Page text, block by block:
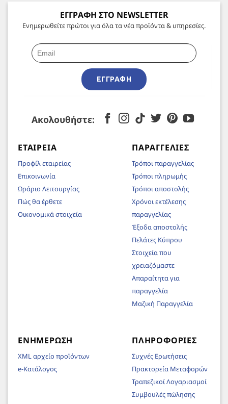
ΕΓΓΡΑΦΗ ΣΤΟ NEWSLETTER
Ενημερωθείτε πρώτοι για όλα τα νέα προϊόντα & υπηρεσίες.
ΕΓΓΡΑΦΉ
Ακολουθήστε:
ΕΤΑΙΡΕΊΑ
Προφίλ εταιρείας
Επικοινωνία
Ωράριο Λειτουργίας
Πώς θα έρθετε
Οικονομικά στοιχεία
ΠΑΡΑΓΓΕΛΊΕΣ
Τρόποι παραγγελίας
Τρόποι πληρωμής
Τρόποι αποστολής
Χρόνοι εκτέλεσης
παραγγελίας
Έξοδα αποστολής
Πελάτες Κύπρου
Στοιχεία που
χρειαζόμαστε
Απαραίτητα για
παραγγελία
Μαζική Παραγγελία
ΕΝΗΜΈΡΩΣΗ
XML αρχείο προϊόντων
e-Κατάλογος
ΠΛΗΡΟΦΟΡΊΕΣ
Συχνές Ερωτήσεις
Πρακτορεία Μεταφορών
Τραπεζικοί Λογαριασμοί
Συμβουλές πώλησης